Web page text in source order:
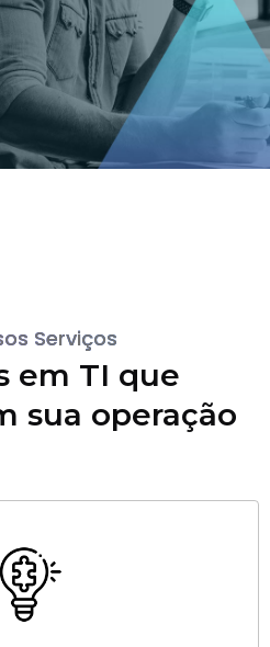
Conosco
Serviços
em TI que
sua operação